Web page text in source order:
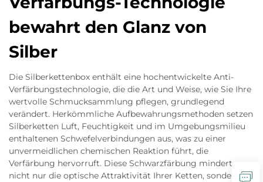
bewahrt den Glanz von
Silber
Die Silberkettenbox enthält eine hochentwickelte Anti-
Verfärbungstechnologie, die die Art und Weise, wie Sie Ihre
wertvolle Schmucksammlung pflegen, grundlegend
verändert. Herkömmliche Aufbewahrungsmethoden setzen
Silberketten Luft, Feuchtigkeit und im Umgebungsmilieu
enthaltenen Schwefelverbindungen aus, was zu einer
unvermeidlichen chemischen Reaktion führt, die
Verfärbung hervorruft. Diese Schwarzfärbung mindert
nicht nur die optische Attraktivität Ihrer Ketten, sondern